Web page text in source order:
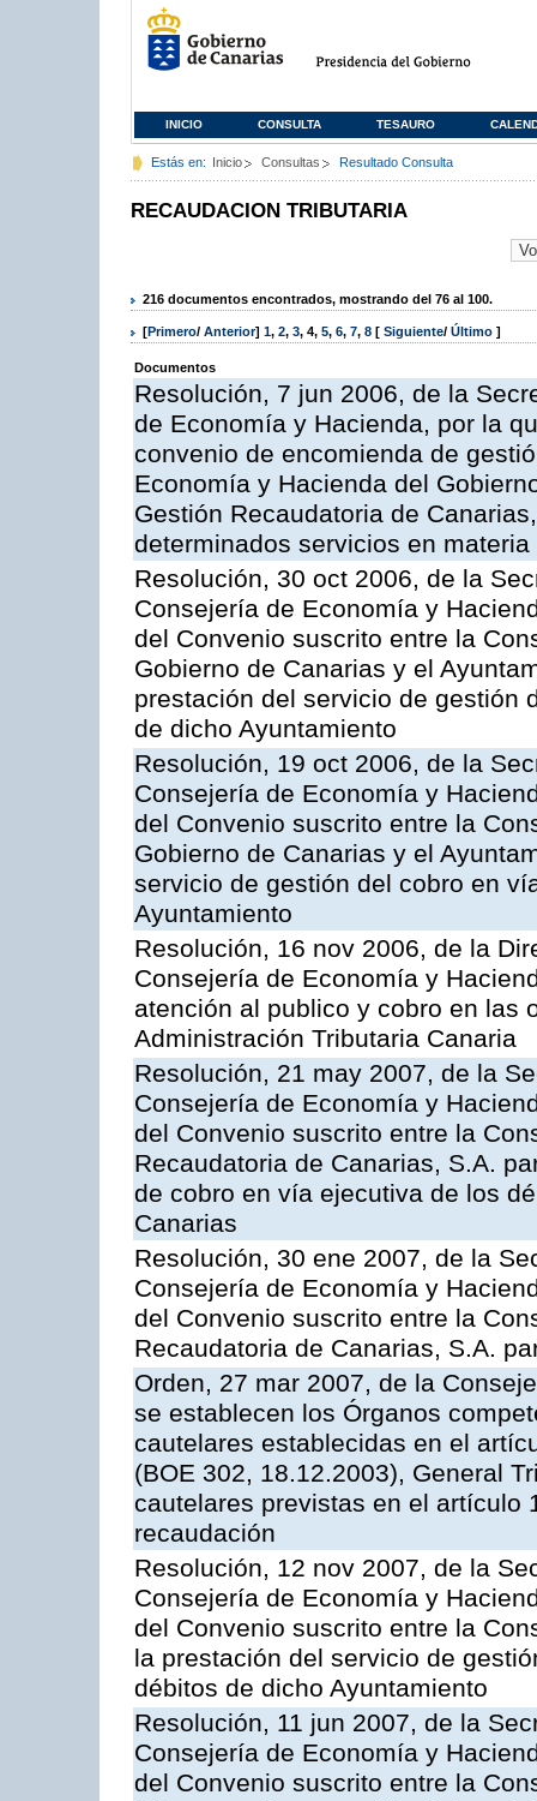
INICIO CONSULTA TESAURO
Estás en: Inicio Consultas Resultado Consulta
RECAUDACION TRIBUTARIA
216 documentos encontrados, mostrando del 76 al 100.
[Primero/ Anterior] 1, 2, 3, 4, 5, 6, 7, 8 [ Siguiente/ Último ]
Documentos
Resolución, 7 jun 2006, de la
de Economía y Hacienda, por la
convenio de encomienda de
Economía y Hacienda del
Gestión Recaudatoria de
determinados servicios en materia
Resolución, 30 oct 2006, de la
Consejería de Economía y
del Convenio suscrito entre la
Gobierno de Canarias y el
prestación del servicio de gestión
de dicho Ayuntamiento
Resolución, 19 oct 2006, de la
Consejería de Economía y
del Convenio suscrito entre la
Gobierno de Canarias y el
servicio de gestión del cobro en
Ayuntamiento
Resolución, 16 nov 2006, de la
Consejería de Economía y
atención al publico y cobro en las
Administración Tributaria Canaria
Resolución, 21 may 2007, de la
Consejería de Economía y
del Convenio suscrito entre la
Recaudatoria de Canarias, S.A.
de cobro en vía ejecutiva de los
Canarias
Resolución, 30 ene 2007, de la
Consejería de Economía y
del Convenio suscrito entre la
Recaudatoria de Canarias, S.A.
Orden, 27 mar 2007, de la
se establecen los Órganos
cautelares establecidas en el
(BOE 302, 18.12.2003), General
cautelares previstas en el artículo
recaudación
Resolución, 12 nov 2007, de la
Consejería de Economía y
del Convenio suscrito entre la
la prestación del servicio de
débitos de dicho Ayuntamiento
Resolución, 11 jun 2007, de la
Consejería de Economía y
del Convenio suscrito entre la